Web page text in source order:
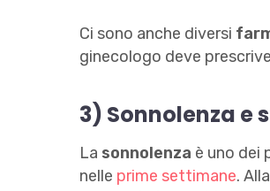
Ci sono anche diversi
ginecologo deve
3) Sonnolenza e
La sonnolenza è uno dei
nelle prime settimane.